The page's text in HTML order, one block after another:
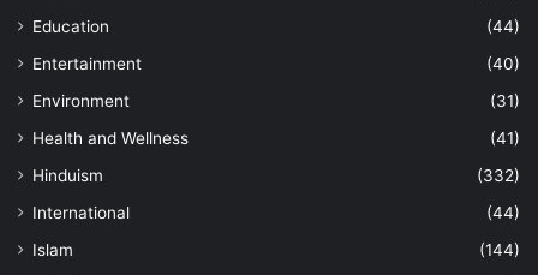
Education
(44)
Entertainment
(40)
Environment
(31)
Health and Wellness
(41)
Hinduism
(332)
International
(44)
Islam
(144)